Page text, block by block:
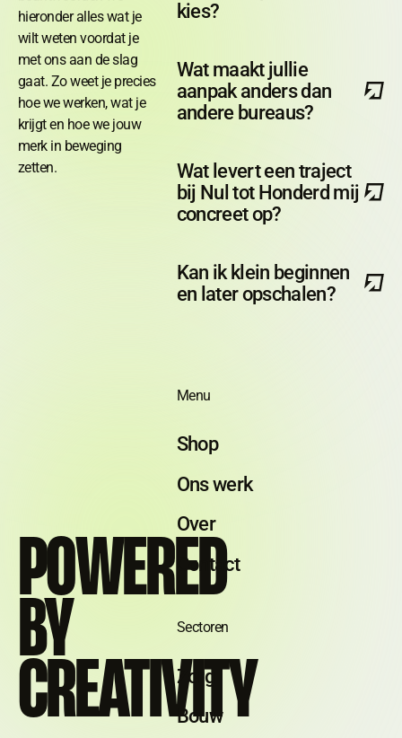
hieronder alles wat je
wilt weten voordat je
met ons aan de slag
gaat. Zo weet je precies
hoe we werken, wat je
krijgt en hoe we jouw
merk in beweging
zetten.
kies?
Wat maakt jullie
aanpak anders dan
andere bureaus?
Wat levert een traject
bij Nul tot Honderd mij
concreet op?
Kan ik klein beginnen
en later opschalen?
POWERED
BY
CREATIVITY
Menu
Shop
Ons werk
Over
Contact
Sectoren
Zorg
Bouw